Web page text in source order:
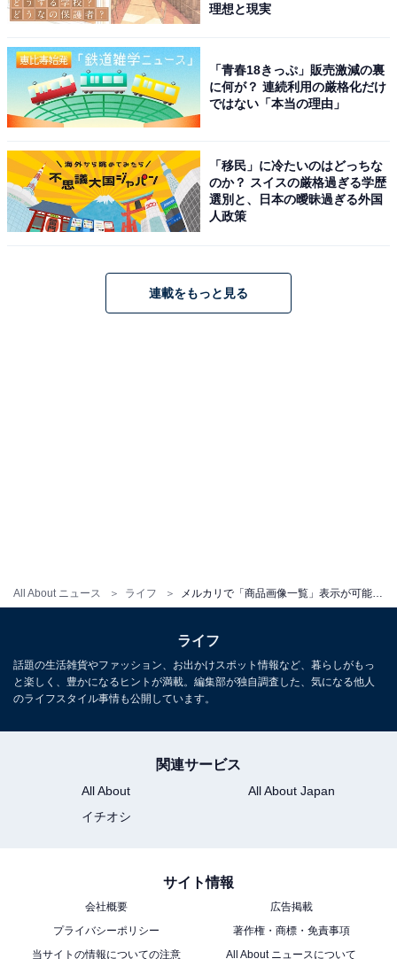
All About ニュース ライフ
PC版ではこれまでも商品画像は一覧表示だった
大きいですから、商品画像を並べても問題なかったので
で、面倒さもあるのかもしれません。
【結論】画像の枚数が多いと便利な機能
ムーズかもしれません。人によって見やすさの感覚は違
ってきますから、それぞれの基準で使っていきたいです
理想と現実
「青春18きっぷ」販売激減の裏
に何が？ 連続利用の厳格化だけ
ではない「本当の理由」
「移民」に冷たいのはどっちな
のか？ スイスの厳格過ぎる学歴
選別と、日本の曖昧過ぎる外国
人政策
連載をもっと見る
ライフ
話題の生活雑貨やファッション、お出かけスポット情報など、暮らしがもっ
と楽しく、豊かになるヒントが満載。編集部が独自調査した、気になる他人
のライフスタイル事情も公開しています。
関連サービス
All About
All About Japan
イチオシ
サイト情報
会社概要
広告掲載
プライバシーポリシー
著作権・商標・免責事項
当サイトの情報についての注意
All About ニュースについて